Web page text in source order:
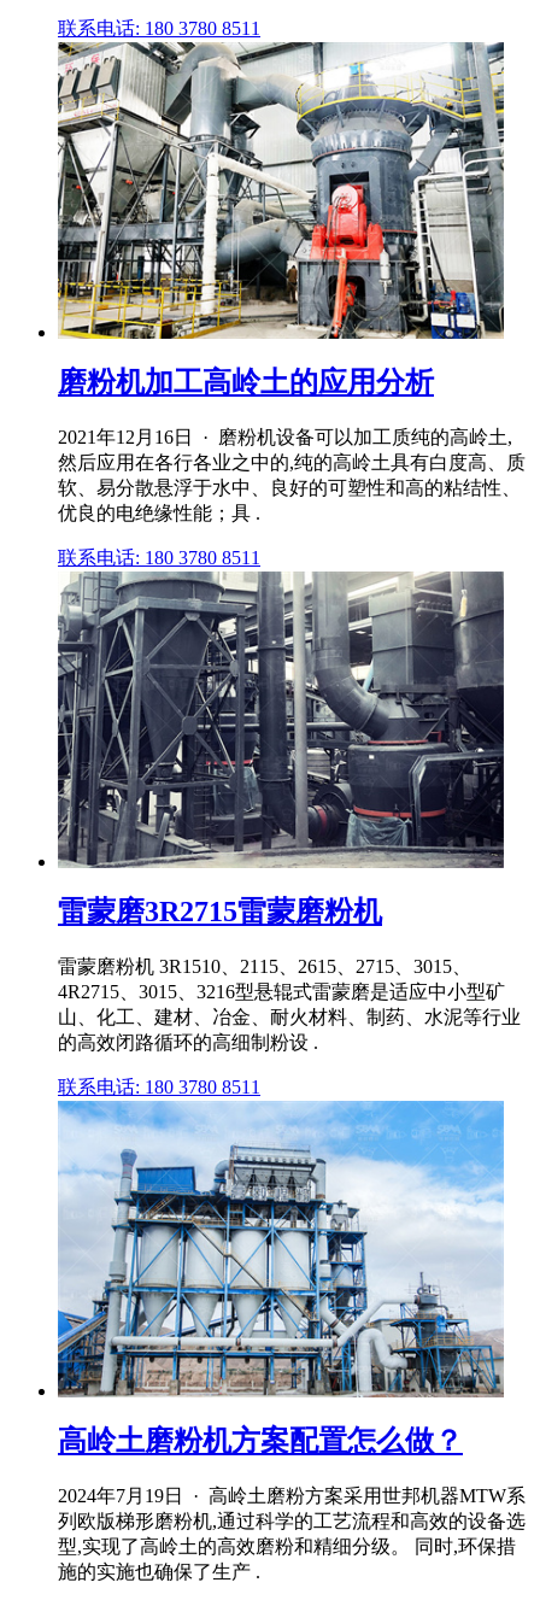
联系电话: 180 3780 8511
磨粉机加工高岭土的应用分析
2021年12月16日 · 磨粉机设备可以加工质纯的高岭土,
然后应用在各行各业之中的,纯的高岭土具有白度高、质
软、易分散悬浮于水中、良好的可塑性和高的粘结性、
优良的电绝缘性能；具 .
联系电话: 180 3780 8511
雷蒙磨3R2715雷蒙磨粉机
雷蒙磨粉机 3R1510、2115、2615、2715、3015、
4R2715、3015、3216型悬辊式雷蒙磨是适应中小型矿
山、化工、建材、冶金、耐火材料、制药、水泥等行业
的高效闭路循环的高细制粉设 .
联系电话: 180 3780 8511
高岭土磨粉机方案配置怎么做？
2024年7月19日 · 高岭土磨粉方案采用世邦机器MTW系
列欧版梯形磨粉机,通过科学的工艺流程和高效的设备选
型,实现了高岭土的高效磨粉和精细分级。 同时,环保措
施的实施也确保了生产 .